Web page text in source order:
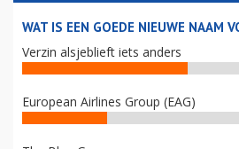
WAT IS EEN GOEDE NIEUWE NAAM
Verzin alsjeblieft iets anders
European Airlines Group (EAG)